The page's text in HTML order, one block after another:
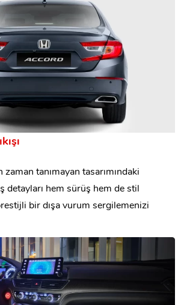
zaman tanımayan tasarımındaki
detayları hem sürüş hem de stil
bir dışa vurum sergilemenizi